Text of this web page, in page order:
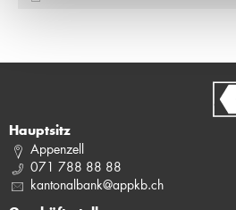
Hauptsitz
Appenzell
071 788 88 88
kantonalbank@appkb.ch